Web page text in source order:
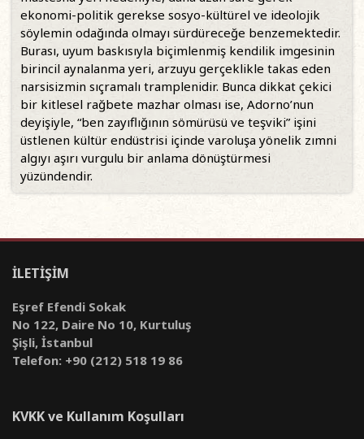
ekonomi-politik gerekse sosyo-kültürel ve ideolojik
söylemin odağında olmayı sürdüreceğe benzemektedir.
Burası, uyum baskısıyla biçimlenmiş kendilik imgesinin
birincil aynalanma yeri, arzuyu gerçeklikle takas eden
narsisizmin sıçramalı tramplenidir. Bunca dikkat çekici
bir kitlesel rağbete mazhar olması ise, Adorno’nun
deyişiyle, “ben zayıflığının sömürüsü ve teşviki” işini
üstlenen kültür endüstrisi içinde varoluşa yönelik zımni
algıyı aşırı vurgulu bir anlama dönüştürmesi
yüzündendir.
İLETİŞİM
Eşref Efendi Sokak
No 122, Daire No 10, Kurtuluş
Şişli, İstanbul
Telefon: +90 (212) 518 19 86
KVKK ve Kullanım Koşulları